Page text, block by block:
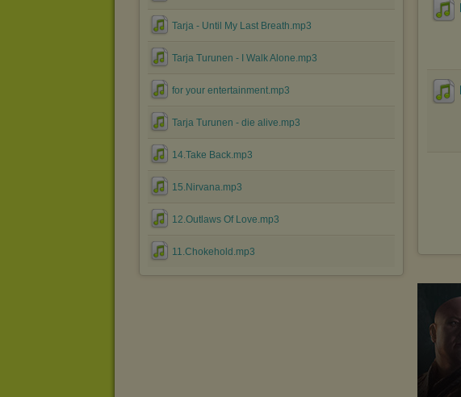
Tarja - Until My Last Breath.mp3
Tarja Turunen - I Walk Alone.mp3
for your entertainment.mp3
Tarja Turunen - die alive.mp3
14.Take Back.mp3
15.Nirvana.mp3
12.Outlaws Of Love.mp3
11.Chokehold.mp3